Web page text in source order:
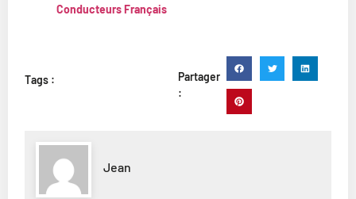
Conducteurs Français
Tags :
Partager
:
Jean